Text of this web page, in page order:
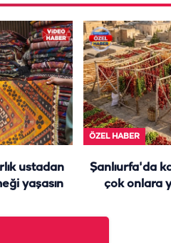
ustadan
yaşasın
ÖZEL HABER
Şanlıurfa'da
çok onlara